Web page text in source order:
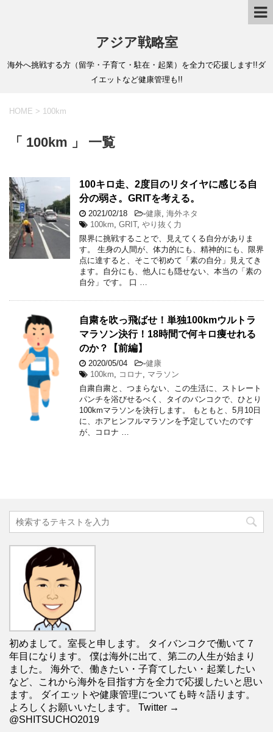
アジア戦略室
海外へ挑戦する方（留学・子育て・駐在・起業）を全力で応援します!!ダ
イエットなど健康管理も!!
HOME > 100km
「 100km 」 一覧
100キロ走、2度目のリタイヤに感じる自
分の弱さ。GRITを考える。
2021/02/18 -健康 海外ネタ
100km GRIT, やり抜く力
限界に挑戦することで、見えてくる自分がありま
す。 生身の人間が、体力的にも、精神的にも、限界
点に達すると、そこで初めて「素の自分」見えてき
ます。自分にも、他人にも隠せない、本当の「素の
自分」です。 口 …
自粛を吹っ飛ばせ！単独100kmウルトラ
マラソン決行！18時間で何キロ痩せれる
のか？【前編】
2020/05/04 -健康
100km
コロナ
マラソン
自粛自粛と、つまらない、この生活に、ストレート
パンチを浴びせるべく、タイのバンコクで、ひとり
100kmマラソンを決行します。 もともと、5月10日
に、ホアヒンフルマラソンを予定していたのです
が、コロナ …
初めまして。室長と申します。 タイバンコクで働いて７
年目になります。 僕は海外に出て、第二の人生が始まり
ました。 海外で、働きたい・子育てしたい・起業したい
など、これから海外を目指す方を全力で応援したいと思い
ます。 ダイエットや健康管理についても時々語ります。
よろしくお願いいたします。 Twitter →
@SHITSUCHO2019